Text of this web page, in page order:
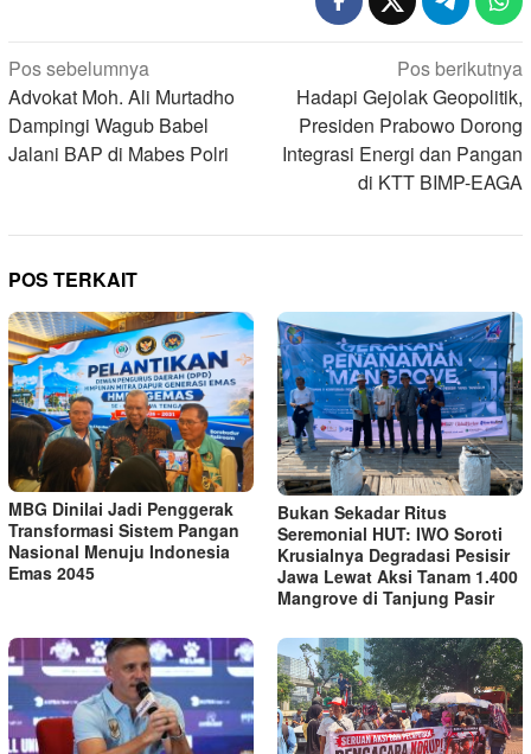
Navigasi
pos
Pos sebelumnya
Advokat Moh. Ali Murtadho
Dampingi Wagub Babel
Jalani BAP di Mabes Polri
Pos berikutnya
Hadapi Gejolak Geopolitik,
Presiden Prabowo Dorong
Integrasi Energi dan Pangan
di KTT BIMP-EAGA
POS TERKAIT
MBG Dinilai Jadi Penggerak
Transformasi Sistem Pangan
Nasional Menuju Indonesia
Emas 2045
Bukan Sekadar Ritus
Seremonial HUT: IWO Soroti
Krusialnya Degradasi Pesisir
Jawa Lewat Aksi Tanam 1.400
Mangrove di Tanjung Pasir